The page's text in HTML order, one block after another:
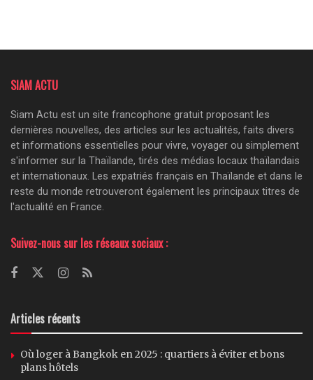
SIAM ACTU
Siam Actu est un site francophone gratuit proposant les
dernières nouvelles, des articles sur les actualités, faits divers
et informations essentielles pour vivre, voyager ou simplement
s'informer sur la Thaïlande, tirés des médias locaux thaïlandais
et internationaux. Les expatriés français en Thaïlande et dans le
reste du monde retrouveront également les principaux titres de
l'actualité en France.
Suivez-nous sur les réseaux sociaux :
Articles récents
Où loger à Bangkok en 2025 : quartiers à éviter et bons
plans hôtels